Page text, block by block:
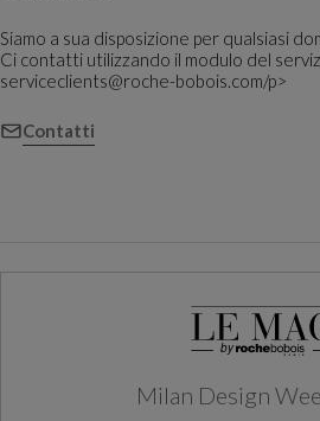
Siamo a sua disposizione per qualsiasi
Ci contatti utilizzando il modulo del
serviceclients@roche-bobois.com/p>
Contatti
Milan Design